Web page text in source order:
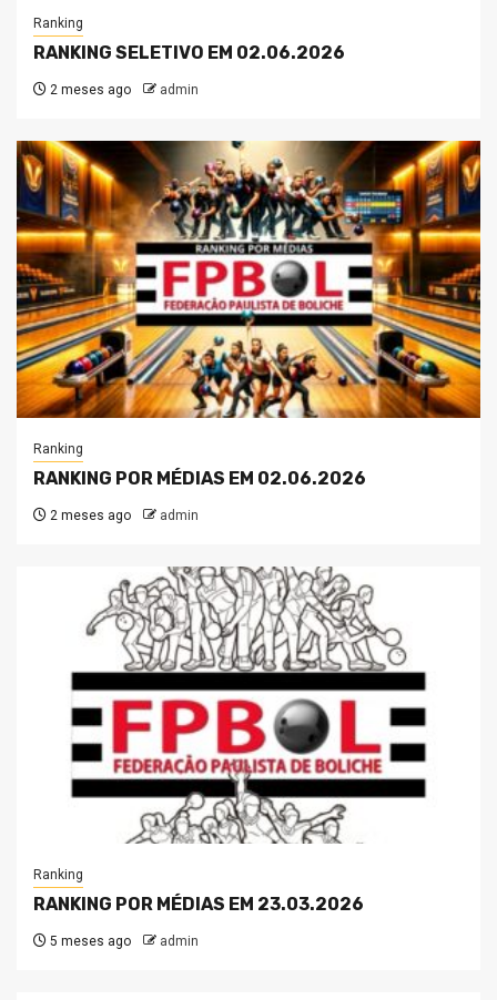
Ranking
RANKING SELETIVO EM 02.06.2026
2 meses ago admin
Ranking
RANKING POR MÉDIAS EM 02.06.2026
2 meses ago admin
Ranking
RANKING POR MÉDIAS EM 23.03.2026
5 meses ago admin